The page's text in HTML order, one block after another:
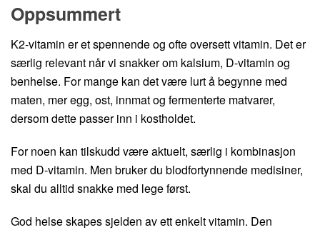
Oppsummert
K2-vitamin er et spennende og ofte oversett vitamin. Det er
særlig relevant når vi snakker om kalsium, D-vitamin og
benhelse. For mange kan det være lurt å begynne med
maten, mer egg, ost, innmat og fermenterte matvarer,
dersom dette passer inn i kostholdet.
For noen kan tilskudd være aktuelt, særlig i kombinasjon
med D-vitamin. Men bruker du blodfortynnende medisiner,
skal du alltid snakke med lege først.
God helse skapes sjelden av ett enkelt vitamin. Den